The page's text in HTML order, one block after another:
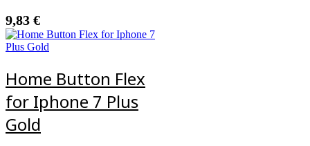
9,83 €
Home Button Flex
for Iphone 7 Plus
Gold